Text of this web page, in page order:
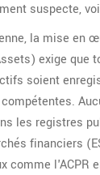
suspecte,
la mise en
exige que
soient
les registres
financiers
comme l'ACPR